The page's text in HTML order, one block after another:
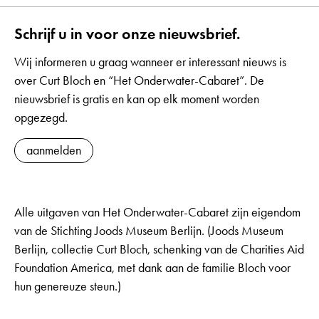
Schrijf u in voor onze nieuwsbrief.
Wij informeren u graag wanneer er interessant nieuws is
over Curt Bloch en “Het Onderwater-Cabaret”. De
nieuwsbrief is gratis en kan op elk moment worden
opgezegd.
aanmelden
Alle uitgaven van Het Onderwater-Cabaret zijn eigendom
van de Stichting Joods Museum Berlijn. (Joods Museum
Berlijn, collectie Curt Bloch, schenking van de Charities Aid
Foundation America, met dank aan de familie Bloch voor
hun genereuze steun.)